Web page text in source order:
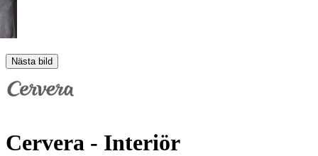
Nästa bild
Cervera - Interiör